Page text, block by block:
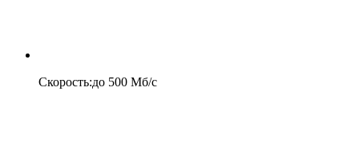
Скорость:до 500 Мб/c